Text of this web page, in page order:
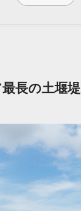
長の土堰